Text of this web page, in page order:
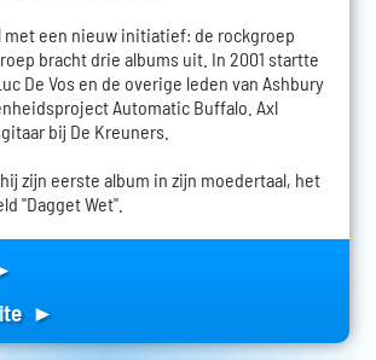
met een nieuw initiatief: de rockgroep
bracht drie albums uit. In 2001 startte
De Vos en de overige leden van Ashbury
Automatic Buffalo. Axl
bij De Kreuners.
zijn eerste album in zijn moedertaal, het
"Dagget Wet".
►